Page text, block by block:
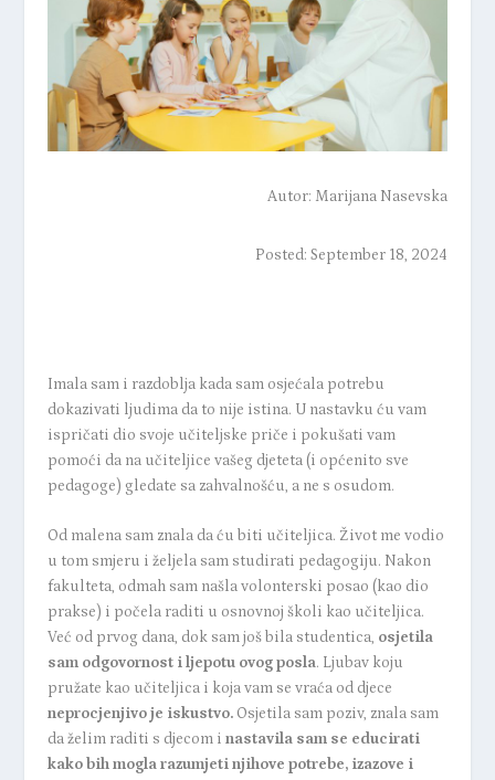
Autor: Marijana Nasevska
Posted: September 18, 2024
Imala sam i razdoblja kada sam osjećala potrebu
dokazivati ljudima da to nije istina. U nastavku ću vam
ispričati dio svoje učiteljske priče i pokušati vam
pomoći da na učiteljice vašeg djeteta (i općenito sve
pedagoge) gledate sa zahvalnošću, a ne s osudom.
Od malena sam znala da ću biti učiteljica. Život me vodio
u tom smjeru i željela sam studirati pedagogiju. Nakon
fakulteta, odmah sam našla volonterski posao (kao dio
prakse) i počela raditi u osnovnoj školi kao učiteljica.
Već od prvog dana, dok sam još bila studentica, osjetila
sam odgovornost i ljepotu ovog posla. Ljubav koju
pružate kao učiteljica i koja vam se vraća od djece
neprocjenjivo je iskustvo.Osjetila sam poziv, znala sam
da želim raditi s djecom i nastavila sam se educirati
kako bih mogla razumjeti njihove potrebe, izazove i